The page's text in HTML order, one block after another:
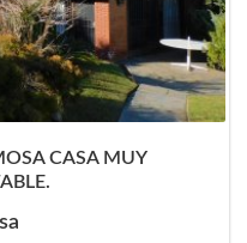
CASA MUY